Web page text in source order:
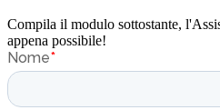
Compila il modulo sottostante,
appena possibile!